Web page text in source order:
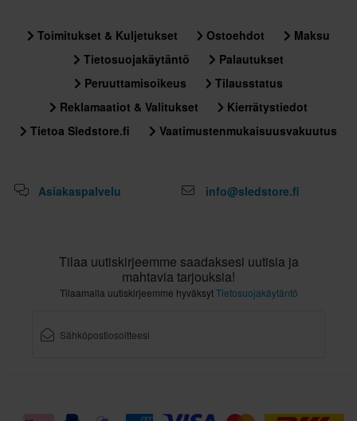
Toimitukset & Kuljetukset Ostoehdot
Maksu
Tietosuojakäytäntö
Palautukset
Peruuttamisoikeus
Tilausstatus
Reklamaatiot & Valitukset
Kierrätystiedot
Tietoa Sledstore.fi
Vaatimustenmukaisuusvakuutus
Asiakaspalvelu info@sledstore.fi
Tilaa uutiskirjeemme saadaksesi uutisia ja
mahtavia tarjouksia!
Tilaamalla uutiskirjeemme hyväksytTietosuojakäytäntö